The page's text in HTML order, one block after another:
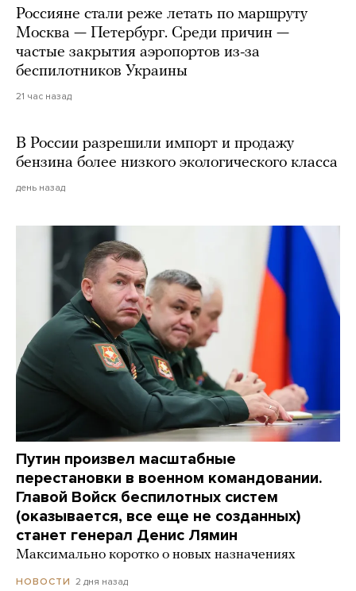
Россияне стали реже летать по маршруту
Москва — Петербург. Среди причин —
частые закрытия аэропортов из-за
беспилотников Украины
21 час назад
В России разрешили импорт и продажу
бензина более низкого экологического класса
день назад
Путин произвел масштабные
перестановки в военном командовании.
Главой Войск беспилотных систем
(оказывается, все еще не созданных)
станет генерал Денис Лямин
Максимально коротко о новых назначениях
НОВОСТИ 2 дня назад